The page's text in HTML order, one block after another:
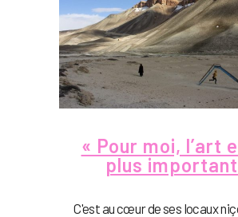
« Pour moi, l’art
plus
C'est au cœur de ses locaux